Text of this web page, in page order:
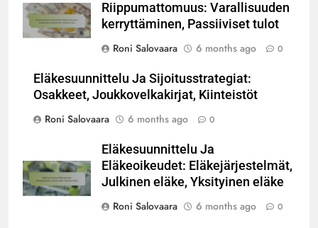
Riippumattomuus: Varallisuuden
kerryttäminen, Passiiviset tulot
Roni Salovaara
6 months ago 0
Eläkesuunnittelu Ja Sijoitusstrategiat:
Osakkeet, Joukkovelkakirjat, Kiinteistöt
Roni Salovaara
6 months ago 0
Eläkesuunnittelu Ja
Eläkeoikeudet: Eläkejärjestelmät,
Julkinen eläke, Yksityinen eläke
Roni Salovaara
6 months ago 0